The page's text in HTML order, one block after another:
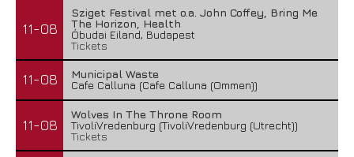
11-08
Sziget Festival met o.a. John Coffey, Bring Me
The Horizon, Health
Óbudai Eiland, Budapest
Tickets
11-08
Municipal Waste
Cafe Calluna (Cafe Calluna (Ommen))
11-08
Wolves In The Throne Room
TivoliVredenburg (TivoliVredenburg (Utrecht))
Tickets